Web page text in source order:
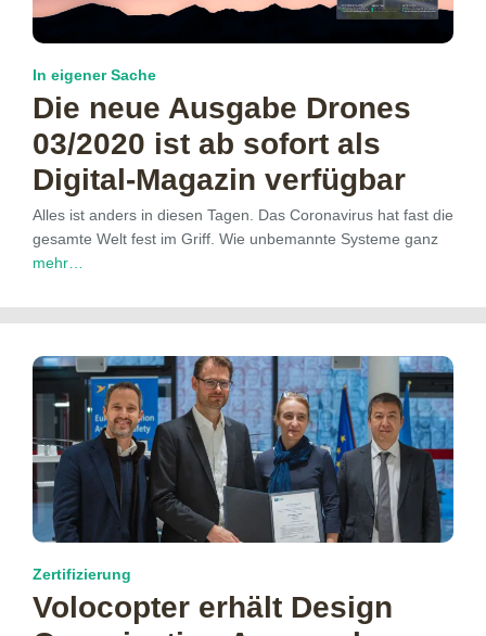
In eigener Sache
Die neue Ausgabe Drones
03/2020 ist ab sofort als
Digital-Magazin verfügbar
Alles ist anders in diesen Tagen. Das Coronavirus hat fast die
gesamte Welt fest im Griff. Wie unbemannte Systeme ganz
mehr…
Zertifizierung
Volocopter erhält Design